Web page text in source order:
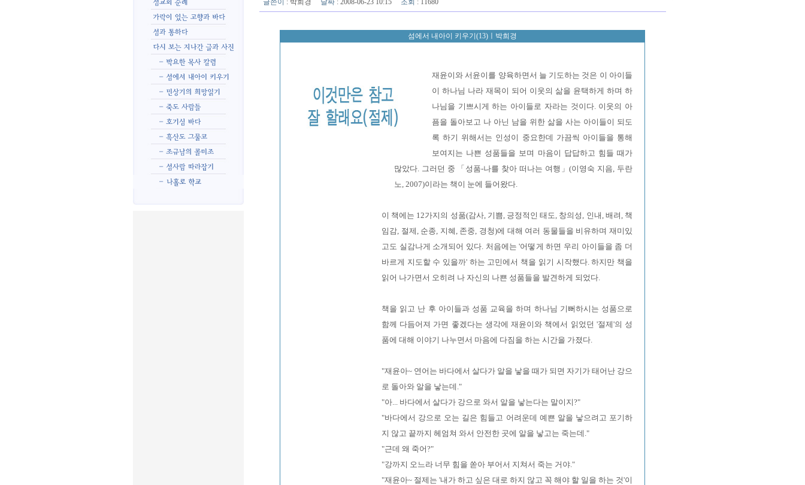
글쓴이 : 박희경 날짜: 2008-06-23 10:15 조회 : 11680
섬에서 내아이 키우기(13)ㅣ박희경
재윤이와 서윤이를 양육하면서 늘 기도하는 것은 이 아이들
이 하나님 나라 재목이 되어 이웃의 삶을 윤택하게 하며 하
나님을 기쁘시게 하는 아이들로 자라는 것이다. 이웃의 아
픔을 돌아보고 나 아닌 남을 위한 삶을 사는 아이들이 되도
록 하기 위해서는 인성이 중요한데 가끔씩 아이들을 통해
보여지는 나쁜 성품들을 보며 마음이 답답하고 힘들 때가
많았다. 그러던 중 「성품-나를 찾아 떠나는 여행」(이영숙 지음, 두란
노, 2007)이라는 책이 눈에 들어왔다.
이 책에는 12가지의 성품(감사, 기쁨, 긍정적인 태도, 창의성, 인내, 배려, 책
임감, 절제, 순종, 지혜, 존중, 경청)에 대해 여러 동물들을 비유하며 재미있
고도 실감나게 소개되어 있다. 처음에는 '어떻게 하면 우리 아이들을 좀 더
바르게 지도할 수 있을까' 하는 고민에서 책을 읽기 시작했다. 하지만 책을
읽어 나가면서 오히려 나 자신의 나쁜 성품들을 발견하게 되었다.
책을 읽고 난 후 아이들과 성품 교육을 하며 하나님 기뻐하시는 성품으로
함께 다듬어져 가면 좋겠다는 생각에 재윤이와 책에서 읽었던 '절제'의 성
품에 대해 이야기 나누면서 마음에 다짐을 하는 시간을 가졌다.
"재윤아~ 연어는 바다에서 살다가 알을 낳을 때가 되면 자기가 태어난 강으
로 돌아와 알을 낳는데."
"아... 바다에서 살다가 강으로 와서 알을 낳는다는 말이지?"
"바다에서 강으로 오는 길은 힘들고 어려운데 예쁜 알을 낳으려고 포기하
지 않고 끝까지 헤엄쳐 와서 안전한 곳에 알을 낳고는 죽는데."
"근데 왜 죽어?"
"강까지 오느라 너무 힘을 쏟아 부어서 지쳐서 죽는 거야."
"재윤아~ 절제는 '내가 하고 싶은 대로 하지 않고 꼭 해야 할 일을 하는 것'이